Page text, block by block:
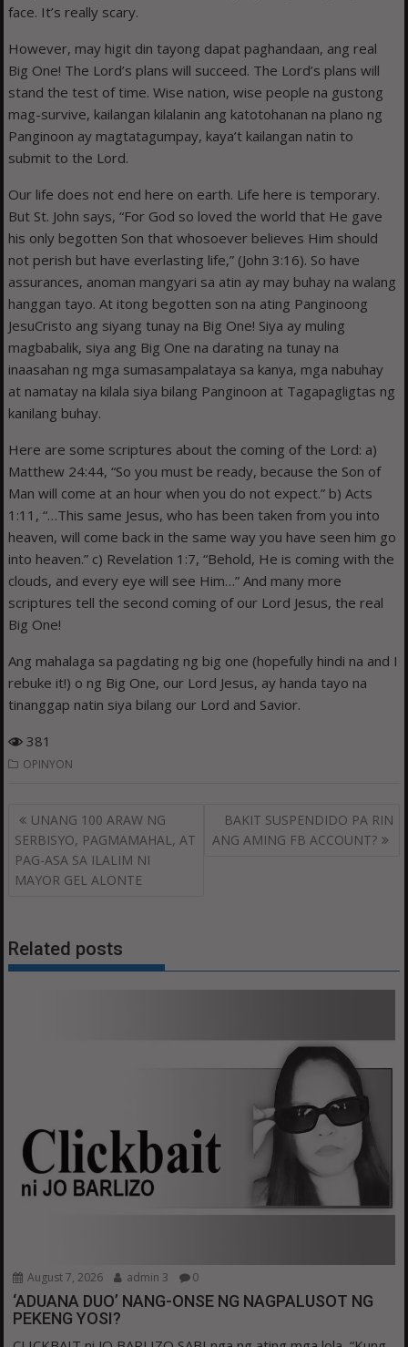
face. It’s really scary.
However, may higit din tayong dapat paghandaan, ang real
Big One! The Lord’s plans will succeed. The Lord’s plans will
stand the test of time. Wise nation, wise people na gustong
mag-survive, kailangan kilalanin ang katotohanan na plano ng
Panginoon ay magtatagumpay, kaya’t kailangan natin to
submit to the Lord.
Our life does not end here on earth. Life here is temporary.
But St. John says, “For God so loved the world that He gave
his only begotten Son that whosoever believes Him should
not perish but have everlasting life,” (John 3:16). So have
assurances, anoman mangyari sa atin ay may buhay na walang
hanggan tayo. At itong begotten son na ating Panginoong
JesuCristo ang siyang tunay na Big One! Siya ay muling
magbabalik, siya ang Big One na darating na tunay na
inaasahan ng mga sumasampalataya sa kanya, mga nabuhay
at namatay na kilala siya bilang Panginoon at Tagapagligtas ng
kanilang buhay.
Here are some scriptures about the coming of the Lord: a)
Matthew 24:44, “So you must be ready, because the Son of
Man will come at an hour when you do not expect.” b) Acts
1:11, “…This same Jesus, who has been taken from you into
heaven, will come back in the same way you have seen him go
into heaven.” c) Revelation 1:7, “Behold, He is coming with the
clouds, and every eye will see Him…” And many more
scriptures tell the second coming of our Lord Jesus, the real
Big One!
Ang mahalaga sa pagdating ng big one (hopefully hindi na and I
rebuke it!) o ng Big One, our Lord Jesus, ay handa tayo na
tinanggap natin siya bilang our Lord and Savior.
381
OPINYON
Post
navigation
UNANG 100 ARAW NG
SERBISYO, PAGMAMAHAL, AT
PAG-ASA SA ILALIM NI
MAYOR GEL ALONTE
BAKIT SUSPENDIDO PA RIN
ANG AMING FB ACCOUNT?
Related posts
August 7, 2026 admin 3 0
‘ADUANA DUO’ NANG-ONSE NG NAGPALUSOT NG
PEKENG YOSI?